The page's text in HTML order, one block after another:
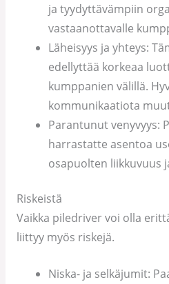
ja tyydyttävämpiin
vastaanottavalle
Läheisyys ja yhteys:
edellyttää korkeaa
kumppanien välillä.
kommunikaatiota
Parantunut venyvyys:
harrastatte asentoa
osapuolten liikkuvuus
Riskeistä
Vaikka piledriver voi olla
liittyy myös riskejä.
Niska- ja selkäjumit: